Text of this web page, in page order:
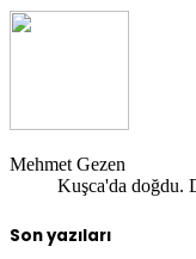
Mehmet Gezen
Kuşca'da doğdu.
Son yazıları